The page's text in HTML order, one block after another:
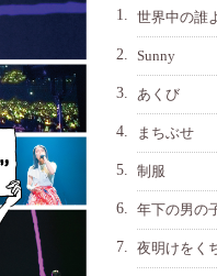
1. 世界中の誰
2. Sunny
3. あくび
4. まちぶせ
5. 制服
6. 年下の男の
7. 夜明けをく